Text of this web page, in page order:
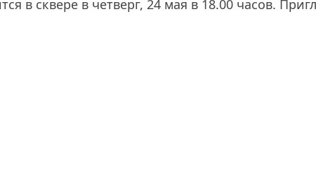
в сквере в четверг, 24 мая в 18.00 часов.